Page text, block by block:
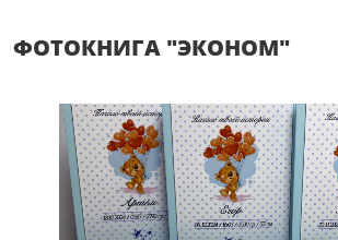
ФОТОКНИГА "ЭКОНОМ"